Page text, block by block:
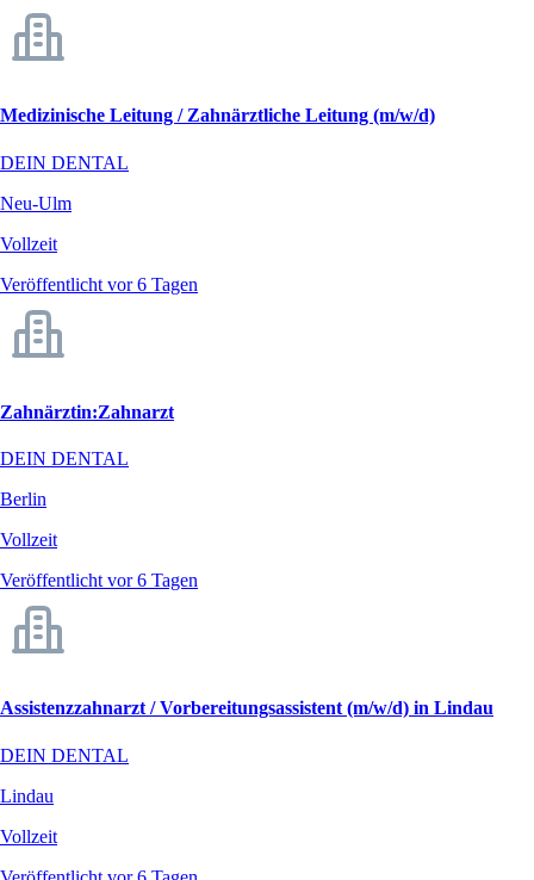
Medizinische Leitung / Zahnärztliche Leitung (m/w/d)
DEIN DENTAL
Neu-Ulm
Vollzeit
Veröffentlicht vor 6 Tagen
Zahnärztin:Zahnarzt
DEIN DENTAL
Berlin
Vollzeit
Veröffentlicht vor 6 Tagen
Assistenzzahnarzt / Vorbereitungsassistent (m/w/d) in Lindau
DEIN DENTAL
Lindau
Vollzeit